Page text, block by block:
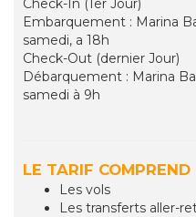
Check-In (1er Jour)
Embarquement : Marina
samedi, a 18h
Check-Out (dernier Jour)
Débarquement : Marina
samedi à 9h
LE TARIF COMPREND
Les vols
Les transferts aller-